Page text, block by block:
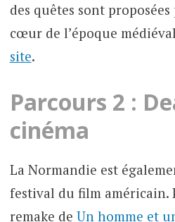
des quêtes sont
cœur de l’époque
site.
Parcours 2 :
cinéma
La Normandie est
festival du film américain.
remake de Un homme et